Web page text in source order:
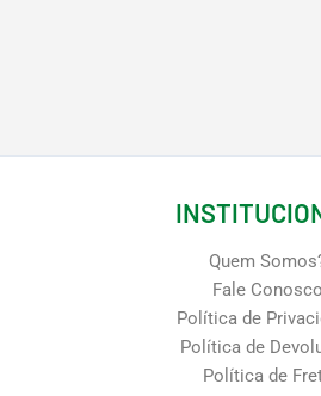
Quem
Fale Conosco
Política de
Política de
Política de